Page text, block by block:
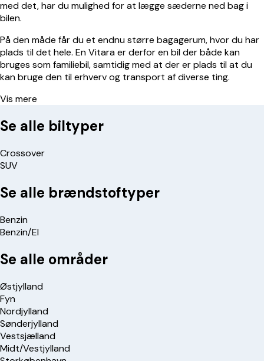
med det, har du mulighed for at lægge sæderne ned bag i
bilen.
På den måde får du et endnu større bagagerum, hvor du har
plads til det hele. En Vitara er derfor en bil der både kan
bruges som familiebil, samtidig med at der er plads til at du
kan bruge den til erhverv og transport af diverse ting.
Vis mere
Se alle biltyper
Crossover
SUV
Se alle brændstoftyper
Benzin
Benzin/El
Se alle områder
Østjylland
Fyn
Nordjylland
Sønderjylland
Vestsjælland
Midt/Vestjylland